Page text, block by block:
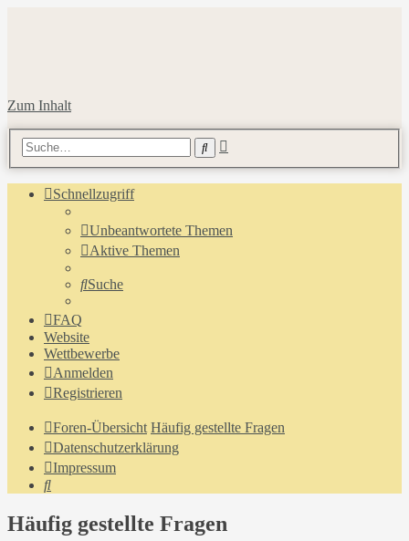
Zum Inhalt
Suche
Schnellzugriff
Unbeantwortete Themen
Aktive Themen
Suche
FAQ
Website
Wettbewerbe
Anmelden
Registrieren
Foren-Übersicht Häufig gestellte Fragen
Datenschutzerklärung
Impressum
Suche
Häufig gestellte Fragen